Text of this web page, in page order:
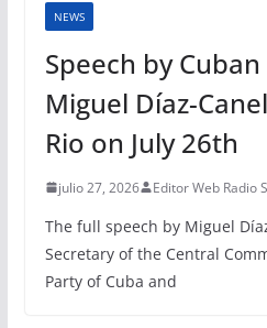
NEWS
Speech by
Miguel Díaz-
Rio on July 26th
julio 27, 2026 Editor Web Radio
The full speech by Miguel
Secretary of the Central
Party of Cuba and